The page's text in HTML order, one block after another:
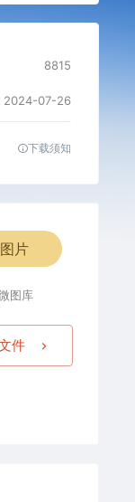
8815
2024-07-26
下载须知
片
图库
件